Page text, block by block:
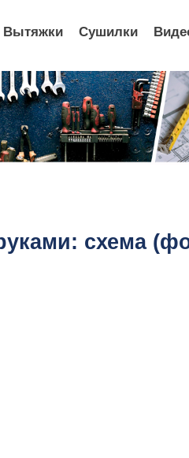
Вытяжки Сушилки
схема